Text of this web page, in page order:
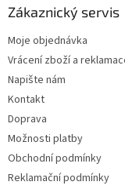
Zákaznický servis
Moje objednávka
Vrácení zboží a
Napište nám
Kontakt
Doprava
Možnosti platby
Obchodní podmínky
Reklamační podmínky